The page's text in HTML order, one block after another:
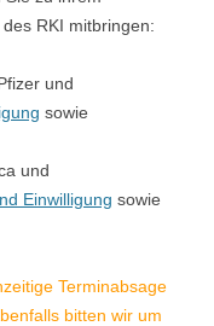
RKI mitbringen:
und
sowie
und
Einwilligung sowie
Terminabsage
bitten wir um